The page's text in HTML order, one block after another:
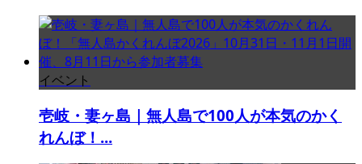
イベント
壱岐・妻ヶ島｜無人島で100人が本気のかく
れんぼ！...